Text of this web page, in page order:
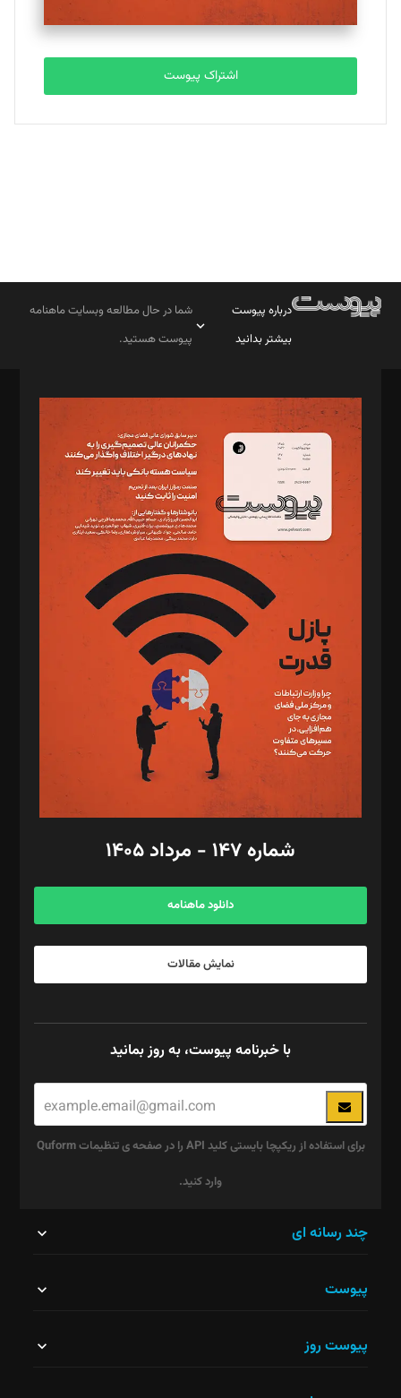
مصطفی مسجدی آرانی
تحریریه
بابک نقاش
تحریریه
اشتراک پیوست
درباره پیوست
بیشتر بدانید
شما در حال مطالعه وبسایت ماهنامه
پیوست هستید.
مدیر مسئول: محمدباقر اثنی‌عشری
سردبیر: مهرک محمودی
دبیر تحریریه: میثم قاسمی
د‌بیر ناداستان: سمانه سمیع
د‌بیر خدمت و تجارت: ابوالفضل رجبی
د‌بیر حقوق فناوری: حسام‌الدین ایپکچی
د‌بیر پیوست جهان: مینا پاکدل
د‌بیر تحریریه آنلاین: بابک نقاش
تحریریه‌: مجتبی محمود‌ی، آرش برهمند، یسنا امان‌پور، سروش کرمیان،
مصطفی مسجدی آرانی، ابوالفضل رجبی، زهرا فکرانه، فائزه فتحی
رستمی،مصطفی باستان
ویرایش: نگار استاد‌‌آقا
طراح یونیفرم: مجید توکلی
فیلمبرداری و عکاسی: امیر شفیعی، مانی لطفی زاده
گرافیک و صفحه‌آرایی: سید‌سبحان‌علی ثابت
مد‌یر توسعه تجاری: کامبیز برید‌
امور مالی: شاپور رهبری، محمد‌ کاظمی‌نیا
آگهی و مشترکین: ۰۹۱۹۹۹۹۰۴۵۴
شماره ۱۴۷ - مرداد ۱۴۰۵
دانلود ماهنامه
نمایش مقالات
با خبرنامه پیوست، به روز بمانید
برای استفاده از ریکپچا بایستی کلید API را در صفحه ی تنظیمات Quform
وارد کنید.
نباید
چند رسانه ای
پیوست
پیوست روز